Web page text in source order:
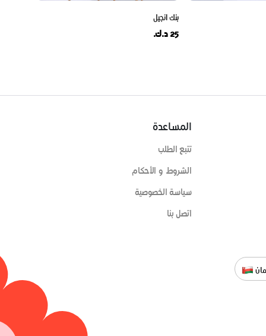
بنك انجيل
25 د.ك.
المساعدة
تتبع الطلب
الشروط و الأحكام
سياسة الخصوصية
اتصل بنا